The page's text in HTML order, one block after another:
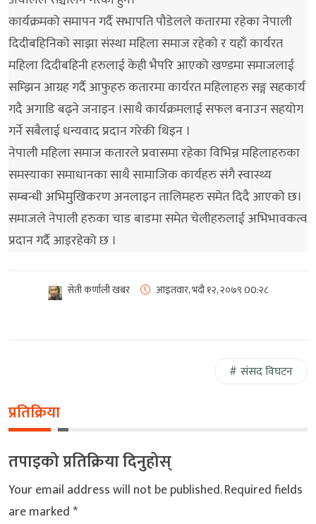
कार्यक्रमको समापन गर्दै सभापति पौडेलले कतारमा रहेका नेपाली
दिदीबहिनिको साझा संस्था महिला समाज रहेको र यहाँ कार्यरत
महिला दिदीबहिनी हरुलाई केही भैपरि आएको खण्डमा समाजलाई
सम्झिन आग्रह गर्दै आफुहरु कतारमा कार्यरत महिलाहरु सङ्ग सहकार्य
गदै अगाडि बढ्ने जनाइन ।साथै कार्यक्रमलाई सफल बनाउन सहयोग
गर्ने सबैलाई धन्यवाद प्रदान गरेकी थिइन ।
नेपाली महिला समाज कतारले प्रवासमा रहेका विभिन्न महिलाहरुका
समस्याका समाधानका साथै सामाजिक कार्यहरु संगै स्वास्थ्य
सम्बन्धी अभिमुखिकरण अनलाइन तालिमहरु समेत दिदै आएको छ।
समाजले नेपाली हरुका चाड बाडमा समेत चेलीहरुलाई अभिभावकत्व
प्रदान गर्दै आइरहेको छ ।
सेती कर्णाली खबर आइतवार, भदौ १२, २०७९00:२८
संसद विघटन
प्रतिक्रिया
तपाइको प्रतिक्रिया दिनुहोस्
Your email address will not be published.Required fields
are marked*